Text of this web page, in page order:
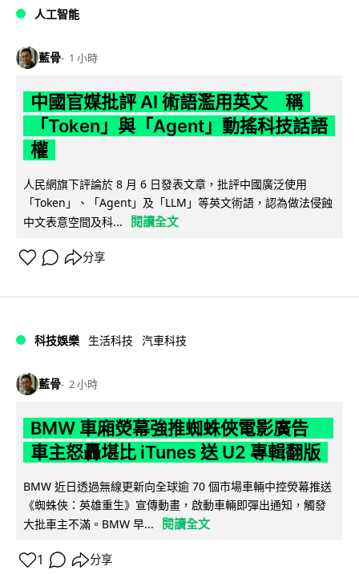
人工智能
藍骨 1 小時
中國官媒批評 AI 術語濫用英文 稱
「Token」與「Agent」動搖科技話語
權
人民網旗下評論於 8 月 6 日發表文章，批評中國廣泛使用
「Token」、「Agent」及「LLM」等英文術語，認為做法侵蝕
中文表意空間及科...
閱讀全文
分享
科技娛樂 生活科技 汽車科技
藍骨 2 小時
BMW 車廂熒幕強推蜘蛛俠電影廣告
車主怒轟堪比 iTunes 送 U2 專輯翻版
BMW 近日透過無線更新向全球逾 70 個市場車輛中控熒幕推送
《蜘蛛俠：英雄重生》宣傳動畫，啟動車輛即彈出通知，觸發
大批車主不滿。BMW 早...
閱讀全文
1 分享